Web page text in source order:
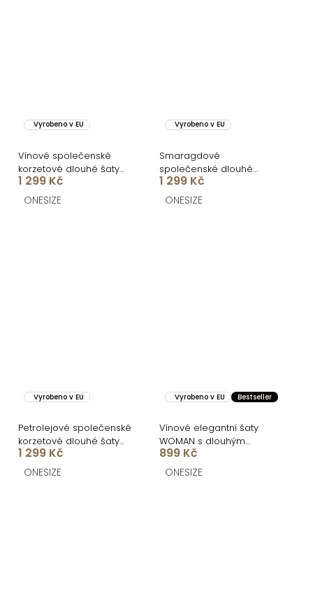
Vyrobeno v EU
Vínové společenské
korzetové dlouhé šaty
KARLOT
1 299 Kč
ONESIZE
Vyrobeno v EU
Smaragdové
společenské dlouhé
korzetové šaty KARLOT
1 299 Kč
ONESIZE
Vyrobeno v EU
Petrolejové společenské
korzetové dlouhé šaty
KARLOT
1 299 Kč
ONESIZE
Vyrobeno v EU Bestseller
Vínové elegantní šaty
WOMAN s dlouhým
rukávem
899 Kč
ONESIZE